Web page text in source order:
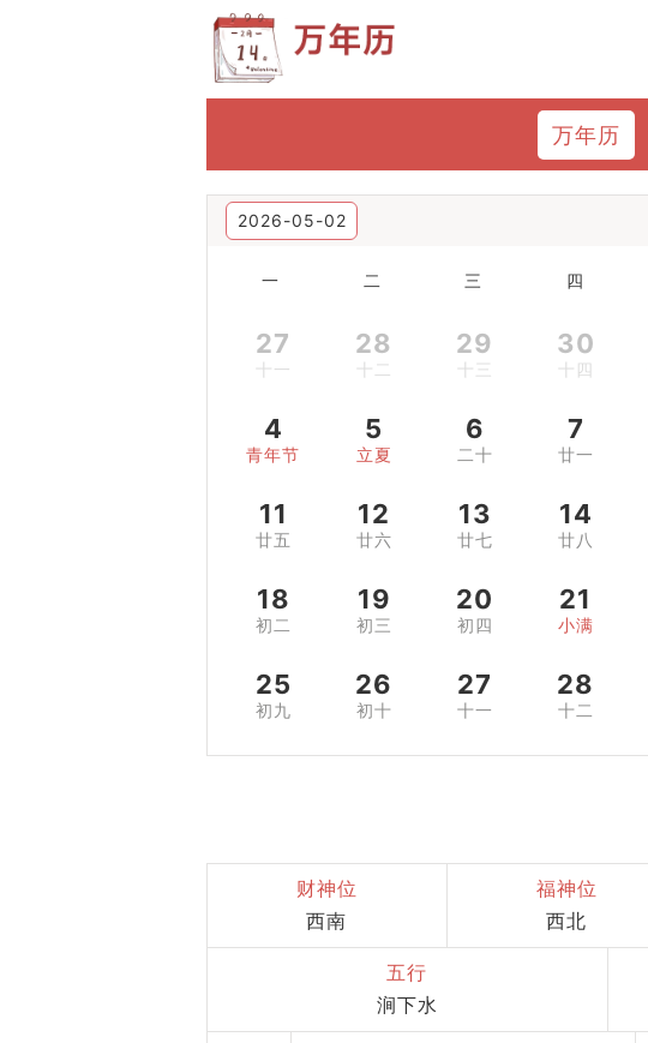
万年历
2026-05-02
一 二 三 四
27
十一
28 29 30
十四
4
青年节
5
立夏
6
二十
7
廿一
11
廿五
12
廿六
13
廿七
14
廿八
18
初二
19
初三
20
初四
21
小满
25
初九
26
初十
27
十一
28
十二
财神位
西南
福神位
西北
五行
涧下水